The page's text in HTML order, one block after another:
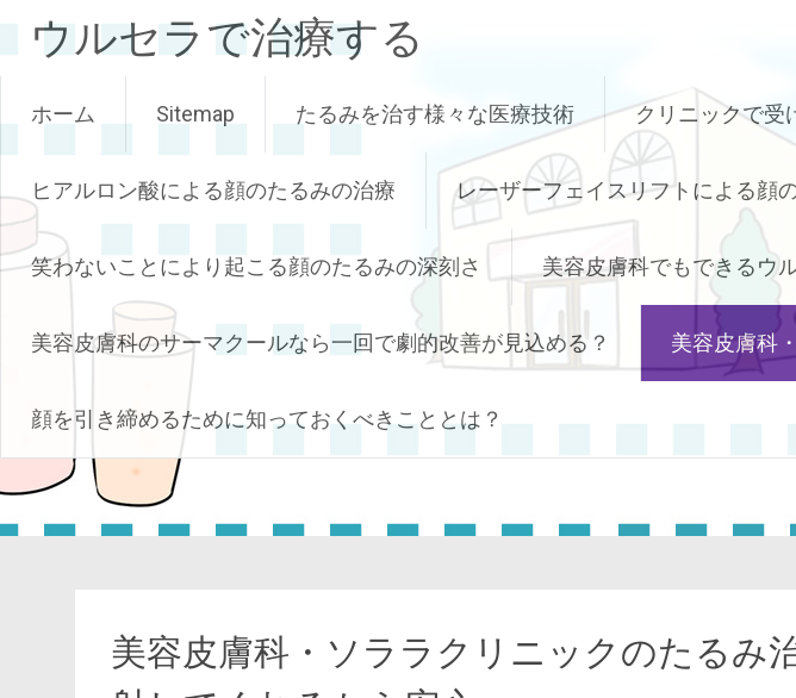
テ
プ
ウルセラで治療する
ホーム Sitemap たるみを治す様々な医療技術 クリニックで受
ヒアルロン酸による顔のたるみの治療 レーザーフェイスリフトによる顔
笑わないことにより起こる顔のたるみの深刻さ 美容皮膚科でもできるウ
美容皮膚科のサーマクールなら一回で劇的改善が見込める？ 美容皮膚科
顔を引き締めるために知っておくべきこととは？
美容皮膚科・ソララクリニックのたるみ